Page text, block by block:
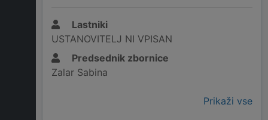
Lastniki
USTANOVITELJ NI VPISAN
Predsednik zbornice
Zalar Sabina
Prikaži vse